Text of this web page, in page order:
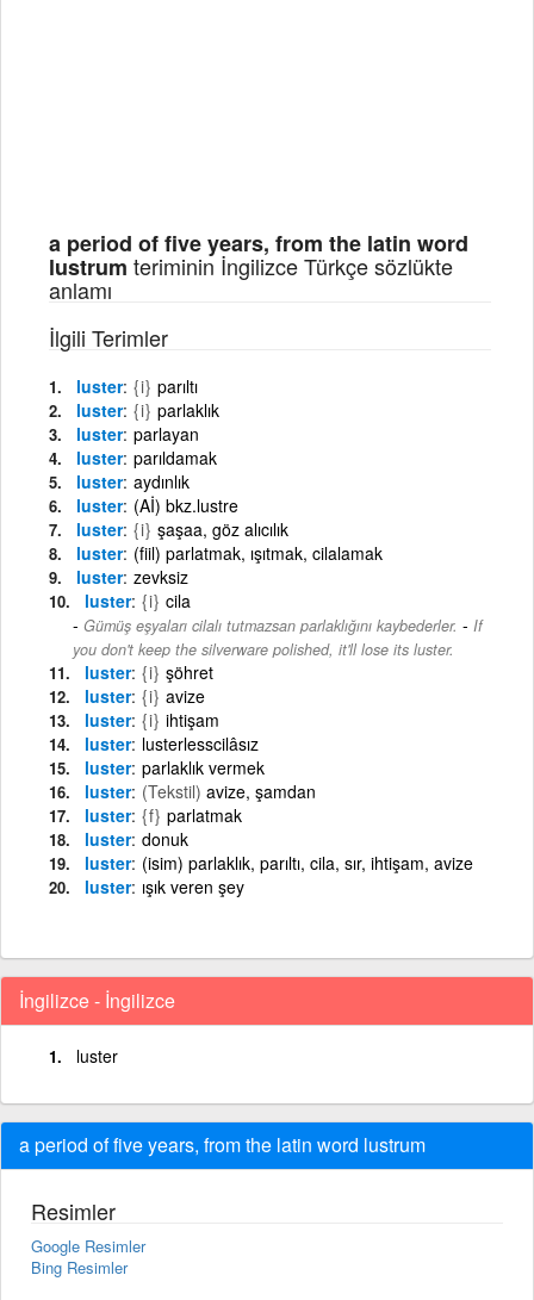
a period of five years, from the latin word
lustrum teriminin İngilizce Türkçe sözlükte
anlamı
İlgili Terimler
luster {i} parıltı
luster {i} parlaklık
luster parlayan
luster parıldamak
luster aydınlık
luster (Aİ) bkz.lustre
luster {i} şaşaa, göz alıcılık
luster (fiil) parlatmak, ışıtmak, cilalamak
luster zevksiz
luster {i} cila
Gümüş eşyaları cilalı tutmazsan parlaklığını kaybederler. - If
you don't keep the silverware polished, it'll lose its luster.
luster {i} şöhret
luster {i} avize
luster {i} ihtişam
luster lusterlesscilâsız
luster parlaklık vermek
luster (Tekstil) avize, şamdan
luster {f} parlatmak
luster donuk
luster (isim) parlaklık, parıltı, cila, sır, ihtişam, avize
luster ışık veren şey
İngilizce - İngilizce
luster
a period of five years, from the latin word lustrum
Resimler
Google Resimler
Bing Resimler